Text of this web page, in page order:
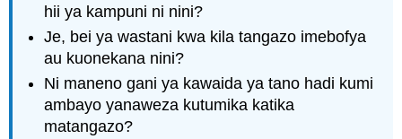
hii ya kampuni ni nini?
Je, bei ya wastani kwa kila tangazo imebofya
au kuonekana nini?
Ni maneno gani ya kawaida ya tano hadi kumi
ambayo yanaweza kutumika katika
matangazo?